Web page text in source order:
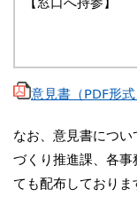
意見書（PDF形
なお、意見書につ
づくり推進課、各
ても配布しておりま